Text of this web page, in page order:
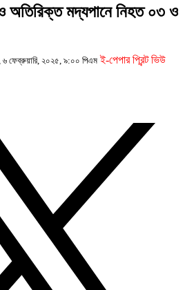
অতিরিক্ত মদ্যপানে নিহত ০৩ ও
৬ ফেব্রুয়ারি, ২০২৫, ৯:০০ পিএম ই-পেপার প্রিন্ট ভিউ